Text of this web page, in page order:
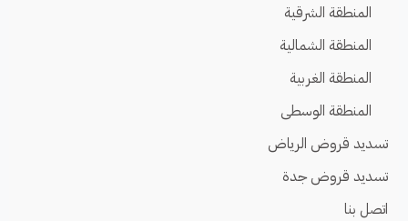
المنطقة الشرقية
المنطقة الشمالية
المنطقة الغربية
المنطقة الوسطى
تسديد قروض الرياض
تسديد قروض جدة
اتصل بنا